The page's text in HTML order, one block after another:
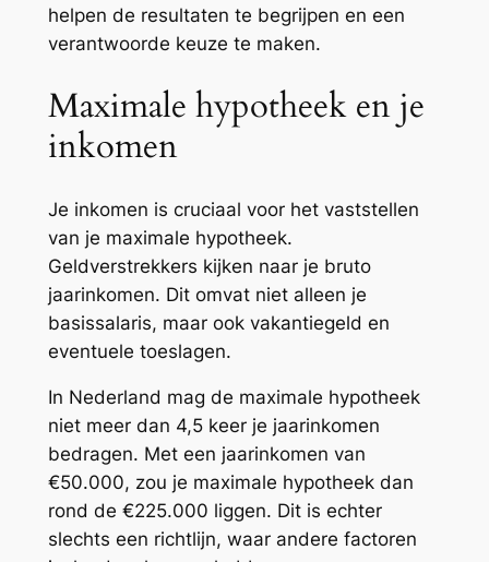
helpen de resultaten te begrijpen en een
verantwoorde keuze te maken.
Maximale hypotheek en je
inkomen
Je inkomen is cruciaal voor het vaststellen
van je maximale hypotheek.
Geldverstrekkers kijken naar je bruto
jaarinkomen. Dit omvat niet alleen je
basissalaris, maar ook vakantiegeld en
eventuele toeslagen.
In Nederland mag de maximale hypotheek
niet meer dan 4,5 keer je jaarinkomen
bedragen. Met een jaarinkomen van
€50.000, zou je maximale hypotheek dan
rond de €225.000 liggen. Dit is echter
slechts een richtlijn, waar andere factoren